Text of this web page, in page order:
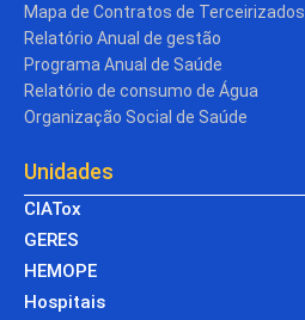
Mapa de Contratos de Terceirizados
Relatório Anual de gestão
Programa Anual de Saúde
Relatório de consumo de Água
Organização Social de Saúde
Unidades
CIATox
GERES
HEMOPE
Hospitais